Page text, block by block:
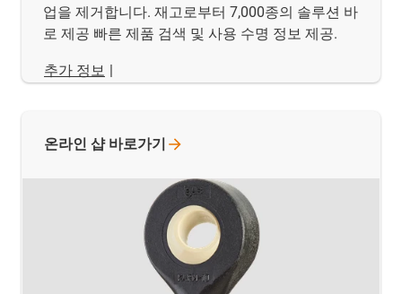
업을 제거합니다. 재고로부터 7,000종의 솔루션 바
로 제공 빠른 제품 검색 및 사용 수명 정보 제공.
추가 정보 |
온라인 샵 바로가기